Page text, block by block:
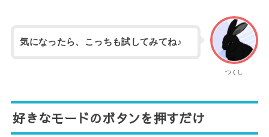
つくし
気になったら、こっちも試してみてね♪
好きなモードのボタンを押すだけ